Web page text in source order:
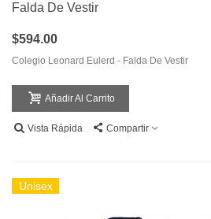
Falda De Vestir
$594.00
Colegio Leonard Eulerd - Falda De Vestir
Añadir Al Carrito
Vista Rápida Compartir
Unisex